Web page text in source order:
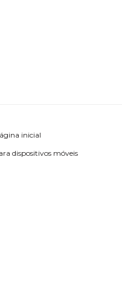
inicial
dispositivos móveis